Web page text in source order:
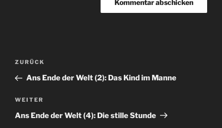
Beitragsnavigation
Vorheriger
Beitrag
ZURÜCK
Ans Ende der Welt (2): Das Kind im Manne
Nächster
Beitrag
WEITER
Ans Ende der Welt (4): Die stille Stunde